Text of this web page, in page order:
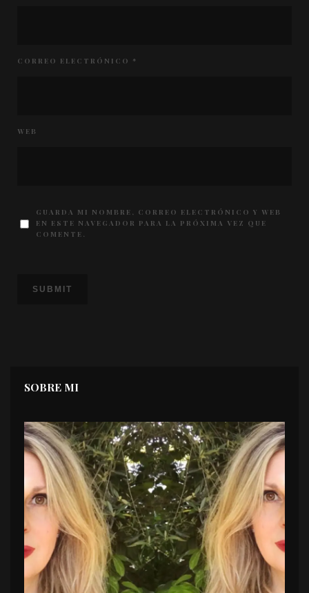
CORREO ELECTRÓNICO *
WEB
GUARDA MI NOMBRE, CORREO ELECTRÓNICO Y WEB
EN ESTE NAVEGADOR PARA LA PRÓXIMA VEZ QUE
COMENTE.
SOBRE MI